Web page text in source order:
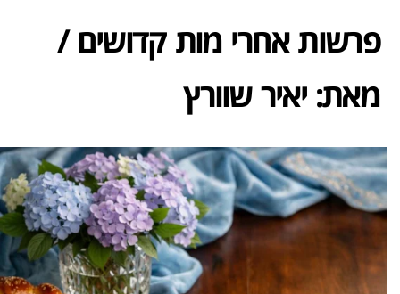
פרשות אחרי מות קדושים /
מאת: יאיר שוורץ